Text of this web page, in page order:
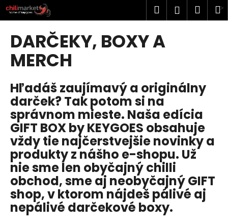
Prejsť
na
obsah
Hľadať
DARČEKY, BOXY A
MERCH
Hľadáš zaujímavý a originálny
darček? Tak potom si na
správnom mieste. Naša edícia
GIFT BOX by KEYGOES obsahuje
vždy tie najčerstvejšie novinky a
produkty z nášho e-shopu. Už
nie sme len obyčajný chilli
obchod, sme aj neobyčajný GIFT
shop, v ktorom nájdeš pálivé aj
nepálivé darčekové boxy.
K
o
Č
o
p
o
t
r
e
b
u
j
e
t
e